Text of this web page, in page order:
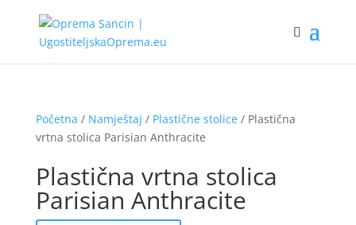
Početna / Namještaj / Plastične stolice/ Plastična
vrtna stolica Parisian Anthracite
Plastična vrtna stolica
Parisian Anthracite